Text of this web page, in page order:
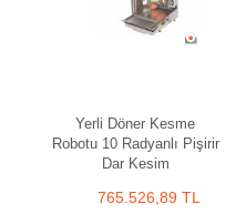
Yerli Döner Kesme
Robotu 10 Radyanlı Pişirir
Dar Kesim
765.526,89 TL